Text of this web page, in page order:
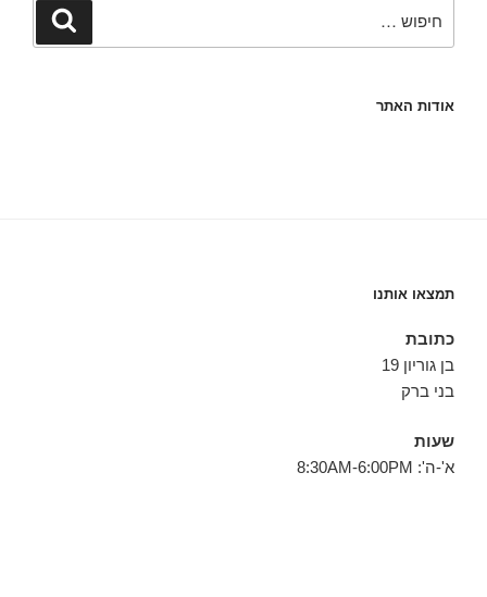
חיפוש
אודות האתר
תמצאו אותנו
כתובת
בן גוריון 19
בני ברק
שעות
א'-ה': 8:30AM-6:00PM